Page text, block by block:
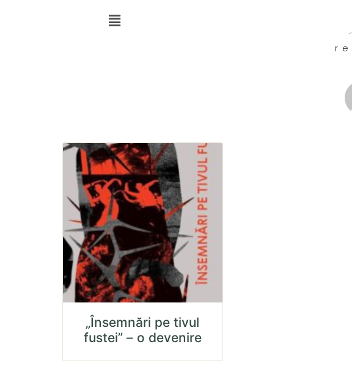
„Însemnări pe tivul
fustei” – o devenire